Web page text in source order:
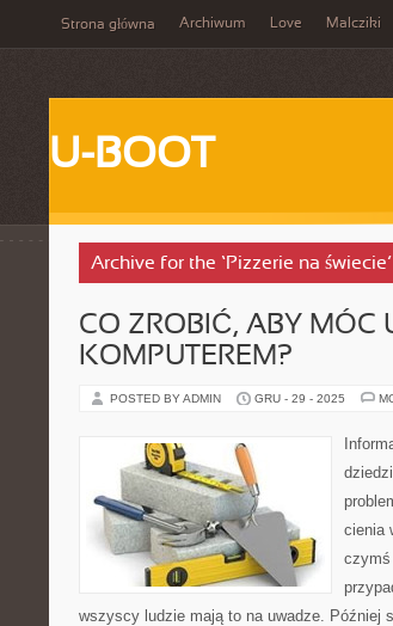
Strona główna Archiwum Love Malcziki
U-BOOT
Archive for the ‘Pizzerie na
CO ZROBIĆ, ABY MÓC
KOMPUTEREM?
POSTED BY ADMIN GRU - 29 - 2025
cienia
czymś
wszyscy ludzie mają to na uwadze. Później